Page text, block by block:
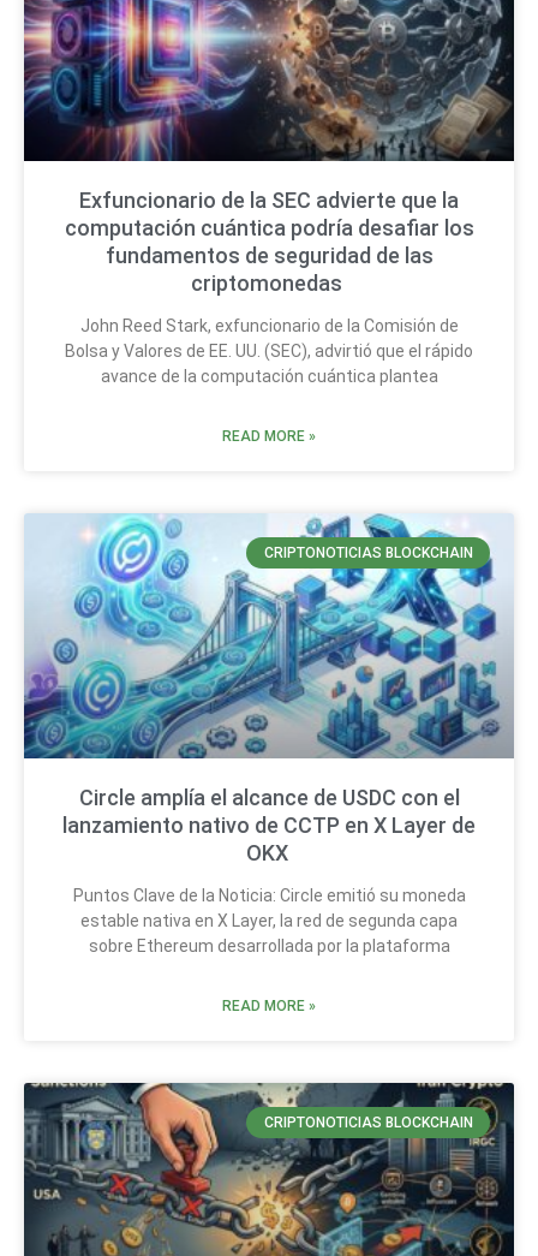
Exfuncionario de la SEC advierte que la
computación cuántica podría desafiar los
fundamentos de seguridad de las
criptomonedas
John Reed Stark, exfuncionario de la Comisión de
Bolsa y Valores de EE. UU. (SEC), advirtió que el rápido
avance de la computación cuántica plantea
READ MORE »
CRIPTONOTICIAS BLOCKCHAIN
Circle amplía el alcance de USDC con el
lanzamiento nativo de CCTP en X Layer de
OKX
Puntos Clave de la Noticia: Circle emitió su moneda
estable nativa en X Layer, la red de segunda capa
sobre Ethereum desarrollada por la plataforma
READ MORE »
CRIPTONOTICIAS BLOCKCHAIN